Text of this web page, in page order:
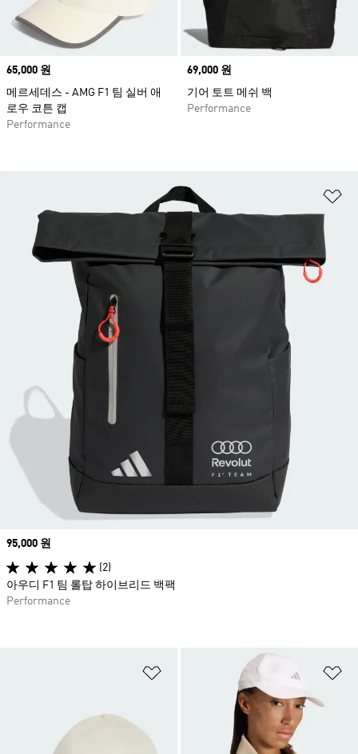
Price
65,000 원
메르세데스 - AMG F1 팀 실버 애
로우 코튼 캡
Performance
Price
69,000 원
기어 토트 메쉬 백
Performance
위시리스트 담기
Price
95,000 원
(2)
아우디 F1 팀 롤탑 하이브리드 백팩
Performance